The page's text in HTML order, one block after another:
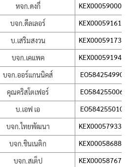
หจก.ดงกี่
บจก.ดีลเลอร์
บ.เสริมสงวน
บจก.เคแพค
บจก.ออร์แกนนิคส์
คุณคริสโตเฟอร์
บ.เอฟ เอ
บจก.ไทยพัฒนา
บจก.ชินเนติก
บจก.สเต็ป